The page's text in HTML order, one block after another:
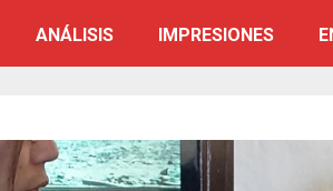
ANÁLISIS IMPRESIONES